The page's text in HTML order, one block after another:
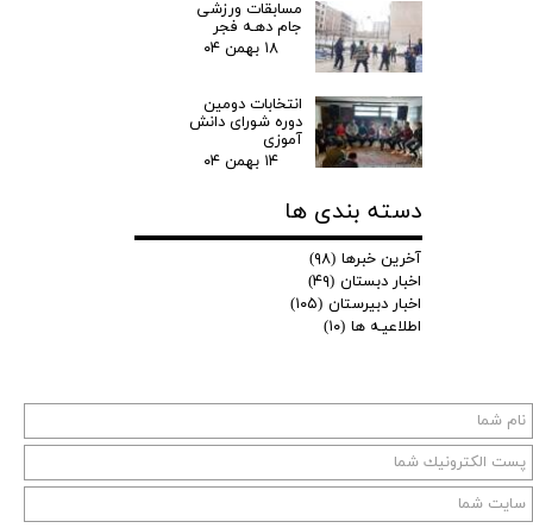
مسابقات ورزشی
جام دهـه فجر
۱۸ بهمن ۰۴
انتخابات دومین
دوره شورای دانش
آموزی
۱۴ بهمن ۰۴
دسته بندی ها
آخرین خبرها (۹۸)
اخبار دبستان (۴۹)
اخبار دبیرستان (۱۰۵)
اطلاعیـه ها (۱۰)